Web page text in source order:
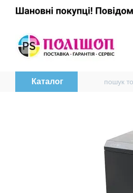
Перейти до основного контенту
Каталог